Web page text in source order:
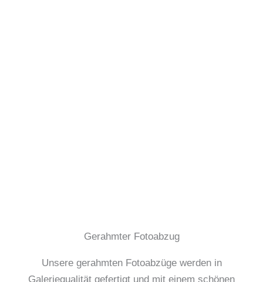
Gerahmter Fotoabzug
Unsere gerahmten Fotoabzüge werden in
Galeriequalität gefertigt und mit einem schönen